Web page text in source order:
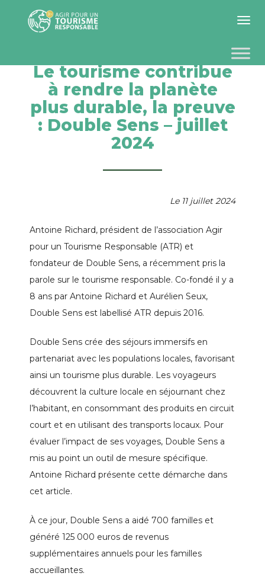
Toggle
Le tourisme contribue
à rendre la planète
plus durable, la preuve
: Double Sens – juillet
2024
Le 11 juillet 2024
Antoine Richard, président de l’association Agir
pour un Tourisme Responsable (ATR) et
fondateur de Double Sens, a récemment pris la
parole sur le tourisme responsable. Co-fondé il y a
8 ans par Antoine Richard et Aurélien Seux,
Double Sens est labellisé ATR depuis 2016.
Double Sens crée des séjours immersifs en
partenariat avec les populations locales, favorisant
ainsi un tourisme plus durable. Les voyageurs
découvrent la culture locale en séjournant chez
l’habitant, en consommant des produits en circuit
court et en utilisant des transports locaux. Pour
évaluer l’impact de ses voyages, Double Sens a
mis au point un outil de mesure spécifique.
Antoine Richard présente cette démarche dans
cet article.
À ce jour, Double Sens a aidé 700 familles et
généré 125 000 euros de revenus
supplémentaires annuels pour les familles
accueillantes.